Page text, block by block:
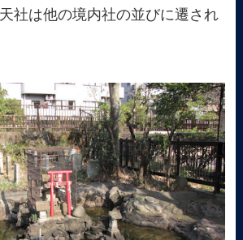
社は他の境内社の並びに遷され